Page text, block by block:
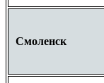
Смоленск